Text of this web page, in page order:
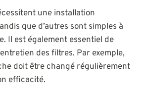
une installation
que d’autres sont simples à
Il est également essentiel de
des filtres. Par exemple,
doit être changé régulièrement
efficacité.